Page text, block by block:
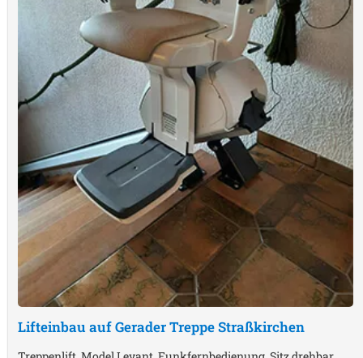
Lifteinbau auf Gerader TreppeStraßkirchen